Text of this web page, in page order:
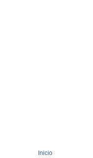
Inicio